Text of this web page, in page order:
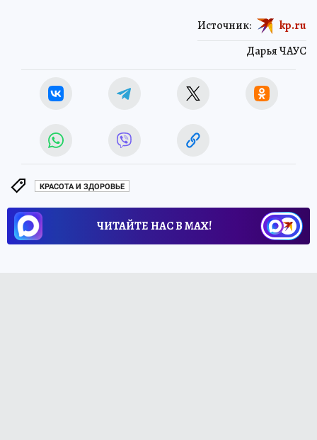
Дарья ЧАУС
Источник: kp.ru
КРАСОТА И ЗДОРОВЬЕ
ЧИТАЙТЕ НАС В МАХ!